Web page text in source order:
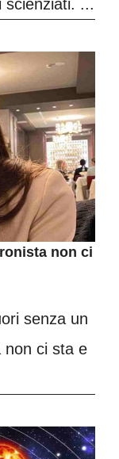
scienziati. ...
non ci
senza un
non ci sta e